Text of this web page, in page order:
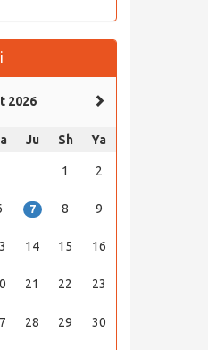
2026
Ju Sh Ya
1 2
7 8 9
14 15 16
21 22 23
28 29 30